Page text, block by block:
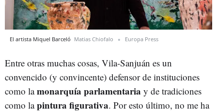
El artista Miquel Barceló Matias Chiofalo Europa Press
Entre otras muchas cosas, Vila-Sanjuán es un
convencido (y convincente) defensor de instituciones
como lamonarquía parlamentaria y de tradiciones
como lapintura figurativa. Por esto último, no me ha